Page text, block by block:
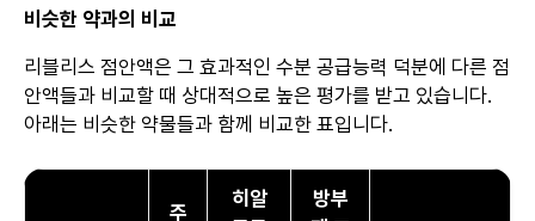
비슷한 약과의 비교
리블리스 점안액은 그 효과적인 수분 공급능력 덕분에 다른 점
안액들과 비교할 때 상대적으로 높은 평가를 받고 있습니다.
아래는 비슷한 약물들과 함께 비교한 표입니다.
주
히알
방부